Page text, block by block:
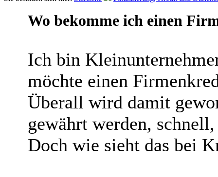
Wo bekomme ich einen
Ich bin
möchte einen
Überall wird damit
gewährt werden,
Doch wie sieht das bei